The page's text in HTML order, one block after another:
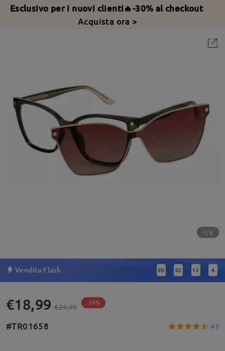
Esclusivo per i nuovi clienti🔥-30% al checkout
Acquista ora >
1/8
Vendita Flash 5D : 02 : 12 : 4
€18,99 €24,99 -24%
#TR01658 47